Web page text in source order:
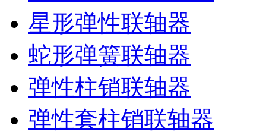
星形弹性联轴器
蛇形弹簧联轴器
弹性柱销联轴器
弹性套柱销联轴器